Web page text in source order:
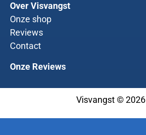
Over Visvangst
Onze shop
Reviews
Contact
Onze Reviews
Visvangst © 2026